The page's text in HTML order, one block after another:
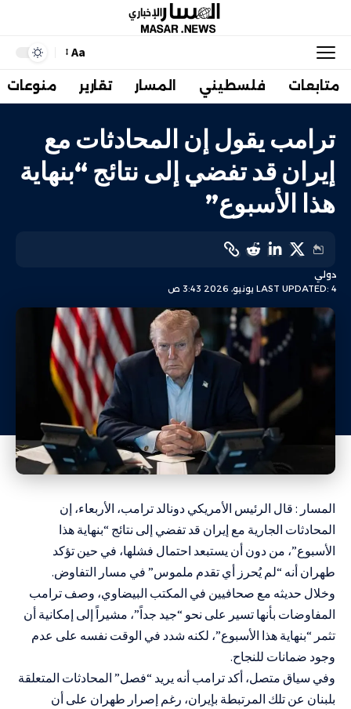
Aa
متابعات فلسطيني المسار تقارير منوعات
ترامب يقول إن المحادثات مع
إيران قد تفضي إلى نتائج “بنهاية
هذا الأسبوع”
LAST UPDATED: 4 يونيو، 2026 3:43 ص
دولي
المسار : قال الرئيس الأمريكي دونالد ترامب، الأربعاء، إن
المحادثات الجارية مع إيران قد تفضي إلى نتائج “بنهاية هذا
الأسبوع”، من دون أن يستبعد احتمال فشلها، في حين تؤكد
طهران أنه “لم يُحرز أي تقدم ملموس” في مسار التفاوض.
وخلال حديثه مع صحافيين في المكتب البيضاوي، وصف ترامب
المفاوضات بأنها تسير على نحو “جيد جداً”، مشيراً إلى إمكانية أن
تثمر “بنهاية هذا الأسبوع”، لكنه شدد في الوقت نفسه على عدم
وجود ضمانات للنجاح.
وفي سياق متصل، أكد ترامب أنه يريد “فصل” المحادثات المتعلقة
بلبنان عن تلك المرتبطة بإيران، رغم إصرار طهران على أن